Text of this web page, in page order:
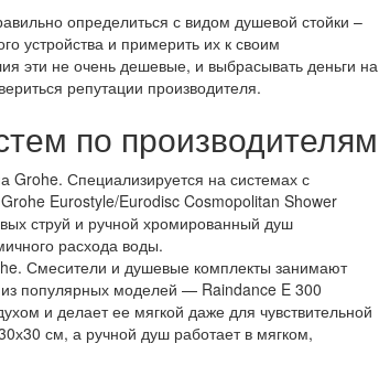
определиться с видом душевой стойки –
устройства и примерить их к своим
эти не очень дешевые, и выбрасывать деньги на
репутации производителя.
по производителям
Специализируется на системах с
Eurostyle/Eurodisc Cosmopolitan Shower
струй и ручной хромированный душ
расхода воды.
Смесители и душевые комплекты занимают
популярных моделей — Raindance E 300
и делает ее мягкой даже для чувствительной
см, а ручной душ работает в мягком,